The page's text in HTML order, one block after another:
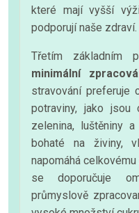
které mají vyšší
podporují naše zdraví.
Třetím základním
minimální
stravování preferuje
potraviny, jako jsou
zelenina, luštěniny
bohaté na živiny,
napomáhá
se doporučuje
průmyslově